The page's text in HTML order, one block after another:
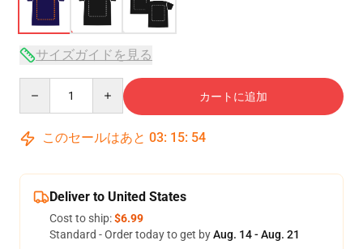
サイズガイドを見る
カートに追加
このセールはあと 03: 15: 53
Deliver to United States
Cost to ship:$6.99
Standard - Order today to get byAug. 14 - Aug. 21